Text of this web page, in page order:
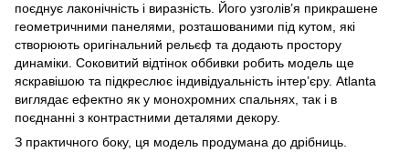
поєднує лаконічність і виразність. Його узголів’я прикрашене
геометричними панелями, розташованими під кутом, які
створюють оригінальний рельєф та додають простору
динаміки. Соковитий відтінок оббивки робить модель ще
яскравішою та підкреслює індивідуальність інтер’єру. Atlanta
виглядає ефектно як у монохромних спальнях, так і в
поєднанні з контрастними деталями декору.
З практичного боку, ця модель продумана до дрібниць.